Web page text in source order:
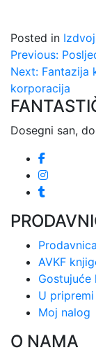
Posted in
članka
Previous:
Next: Fantazija
korporacija
Dosegni san,
Prodavnica
AVKF
Gostujuće
U pripremi
Moj nalog
O NAMA